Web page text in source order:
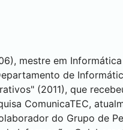
mestre em
de
(2011), que
ComunicaTEC,
do Grupo de